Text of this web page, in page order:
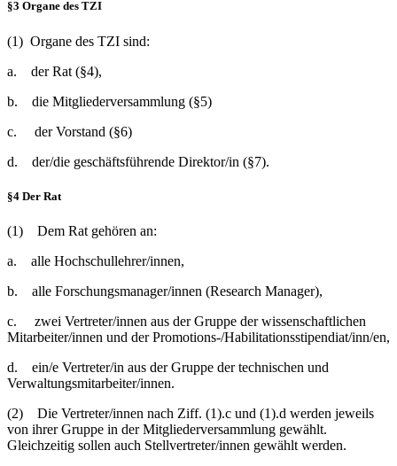
§3 Organe des TZI
(1) Organe des TZI sind:
a. der Rat (§4),
b. die Mitgliederversammlung (§5)
c. der Vorstand (§6)
d. der/die geschäftsführende Direktor/in (§7).
§4 Der Rat
(1) Dem Rat gehören an:
a. alle Hochschullehrer/innen,
b. alle Forschungsmanager/innen (Research Manager),
c. zwei Vertreter/innen aus der Gruppe der wissenschaftlichen
Mitarbeiter/innen und der Promotions-/Habilitationsstipendiat/inn/en,
d. ein/e Vertreter/in aus der Gruppe der technischen und
Verwaltungsmitarbeiter/innen.
(2) Die Vertreter/innen nach Ziff. (1).c und (1).d werden jeweils
von ihrer Gruppe in der Mitgliederversammlung gewählt.
Gleichzeitig sollen auch Stellvertreter/innen gewählt werden.